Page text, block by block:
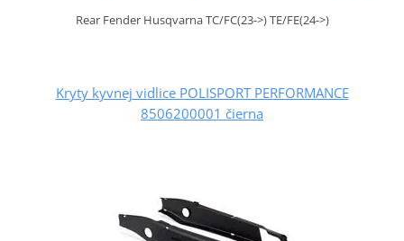
Rear Fender Husqvarna TC/FC(23->) TE/FE(24->)
Kryty kyvnej vidlice POLISPORT PERFORMANCE
8506200001 čierna